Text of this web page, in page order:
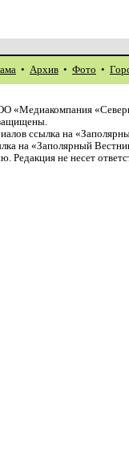
• Архив • Фото •
«Медиакомпания
ссылка на
на «Заполярный
Редакция не несет